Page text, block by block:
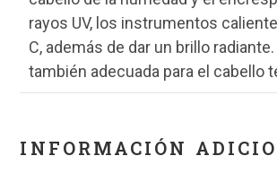
rayos UV, los instrumentos
C, además de dar un brillo
también adecuada para el cabello
INFORMACIÓN